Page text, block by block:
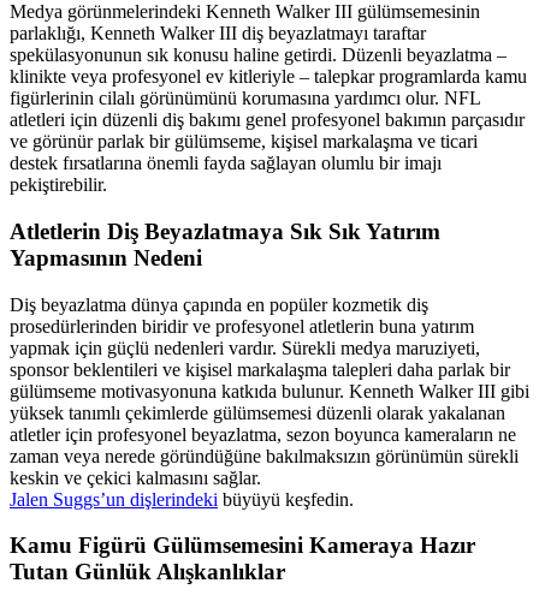
Medya görünmelerindeki Kenneth Walker III gülümsemesinin
parlaklığı, Kenneth Walker III diş beyazlatmayı taraftar
spekülasyonunun sık konusu haline getirdi. Düzenli beyazlatma –
klinikte veya profesyonel ev kitleriyle – talepkar programlarda kamu
figürlerinin cilalı görünümünü korumasına yardımcı olur. NFL
atletleri için düzenli diş bakımı genel profesyonel bakımın parçasıdır
ve görünür parlak bir gülümseme, kişisel markalaşma ve ticari
destek fırsatlarına önemli fayda sağlayan olumlu bir imajı
pekiştirebilir.
Atletlerin Diş Beyazlatmaya Sık Sık Yatırım
Yapmasının Nedeni
Diş beyazlatma dünya çapında en popüler kozmetik diş
prosedürlerinden biridir ve profesyonel atletlerin buna yatırım
yapmak için güçlü nedenleri vardır. Sürekli medya maruziyeti,
sponsor beklentileri ve kişisel markalaşma talepleri daha parlak bir
gülümseme motivasyonuna katkıda bulunur. Kenneth Walker III gibi
yüksek tanımlı çekimlerde gülümsemesi düzenli olarak yakalanan
atletler için profesyonel beyazlatma, sezon boyunca kameraların ne
zaman veya nerede göründüğüne bakılmaksızın görünümün sürekli
keskin ve çekici kalmasını sağlar.
Jalen Suggs’un dişlerindeki büyüyü keşfedin.
Kamu Figürü Gülümsemesini Kameraya Hazır
Tutan Günlük Alışkanlıklar